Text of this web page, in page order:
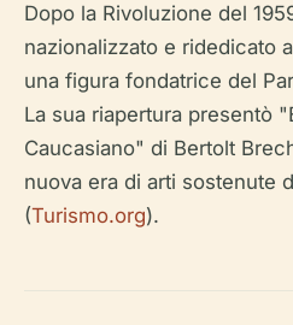
Dopo la Rivoluzione del
nazionalizzato e ridedicato
una figura fondatrice del
La sua riapertura presentò
Caucasiano" di Bertolt
nuova era di arti sostenute
(Turismo.org).